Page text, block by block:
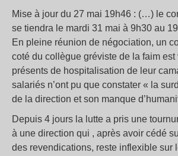
Mise à jour du 27 mai 19h46 : (…) le
se tiendra le mardi 31 mai à 9h30 au
En pleine réunion de négociation, un
coté du collègue gréviste de la faim
présents de hospitalisation de leur
salariés n’ont pu que constater « la
de la direction et son manque
Depuis 4 jours la lutte a pris une
à une direction qui , après avoir cédé
des revendications, reste inflexible sur